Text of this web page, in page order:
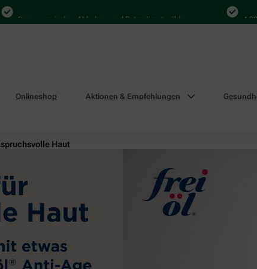
zwischen Abholung und Botendienst wählen 4.000 Mal
Onlineshop Aktionen & Empfehlungen
Haut